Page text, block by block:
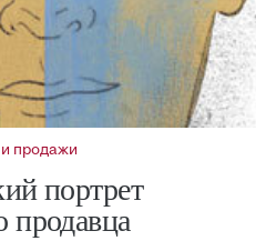
продажи
портрет
продавца